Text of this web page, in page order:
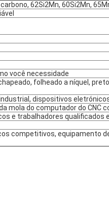
62Si2Mn, 60Si2Mn,
você necessidade
folheado a níquel,
dispositivos
mola do computador do CNC
e trabalhadores qualificados
competitivos, equipamento